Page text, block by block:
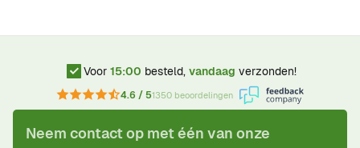
Voor 15:00 besteld, vandaag verzonden!
4.6 / 51350 beoordelingen
Neem contact op met één van onze